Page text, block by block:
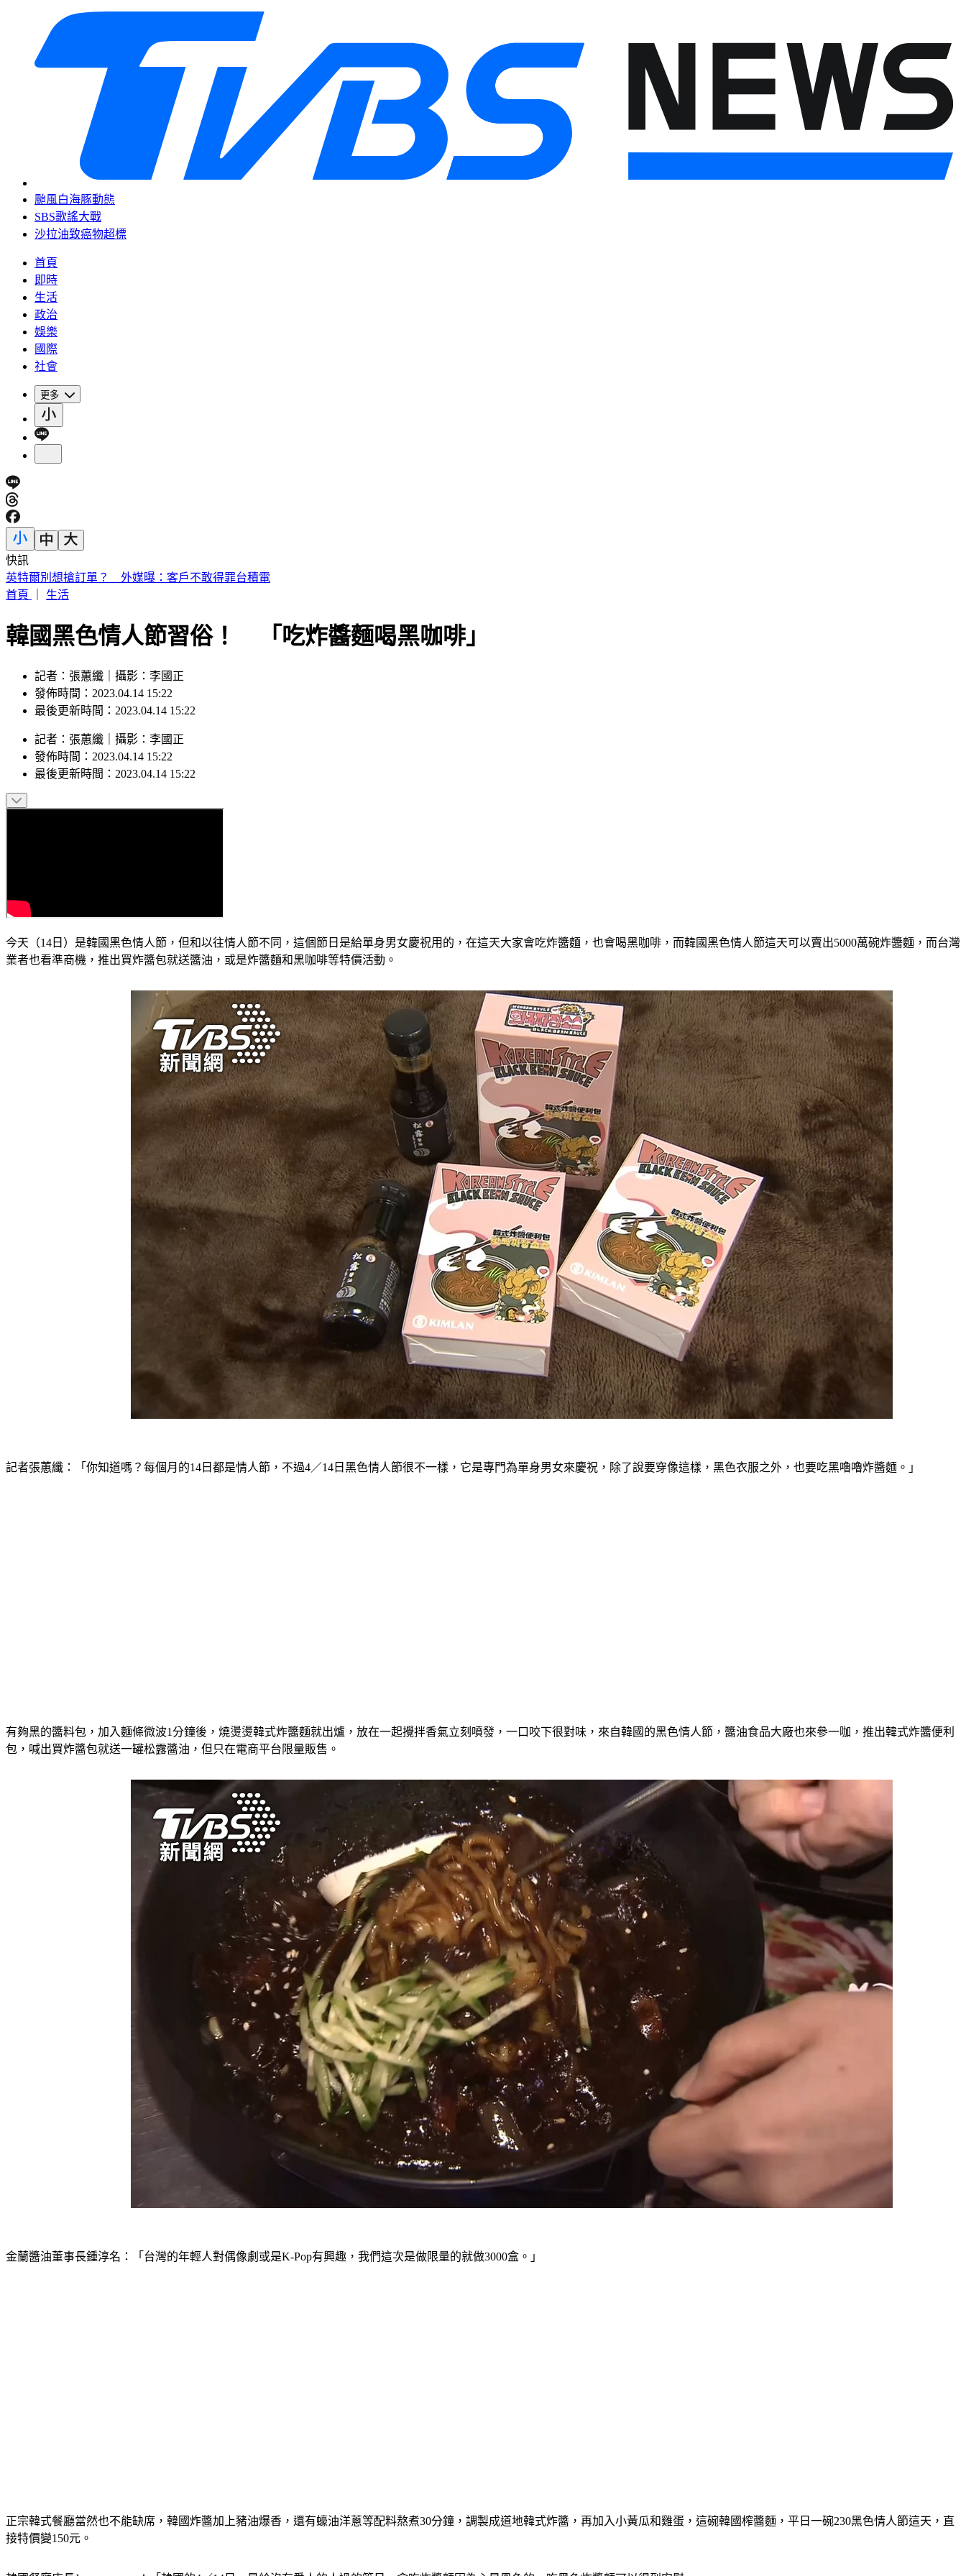
颱風白海豚動態
SBS歌謠大戰
沙拉油致癌物超標
首頁
即時
生活
政治
娛樂
國際
社會
更多
快訊
陳妍希母子同框！帥兒正面照罕見曝光 「濃眉大眼」顏值驚人
首頁
生活
韓國黑色情人節習俗！ 「吃炸醬麵喝黑咖啡」
記者：張蕙纖｜攝影：李國正
發佈時間：2023.04.14 15:22
最後更新時間：2023.04.14 15:22
記者 ： 張蕙纖 攝影 ： 李國正
發佈時間： 2023.04.14 15:22
最後更新時間： 2023.04.14 15:22
今天（14日）是韓國黑色情人節，但和以往情人節不同，這個節日是給單身男女慶祝用的，在這天大家會吃炸醬麵，也會喝黑咖啡，而韓國黑色情人節這天可以賣出5000萬碗炸醬麵，而台灣
業者也看準商機，推出買炸醬包就送醬油，或是炸醬麵和黑咖啡等特價活動。
記者張蕙纖：「你知道嗎？每個月的14日都是情人節，不過4／14日黑色情人節很不一樣，它是專門為單身男女來慶祝，除了說要穿像這樣，黑色衣服之外，也要吃黑嚕嚕炸醬麵。」
有夠黑的醬料包，加入麵條微波1分鐘後，燒燙燙韓式炸醬麵就出爐，放在一起攪拌香氣立刻噴發，一口咬下很對味，來自韓國的黑色情人節，醬油食品大廠也來參一咖，推出韓式炸醬便利
包，喊出買炸醬包就送一罐松露醬油，但只在電商平台限量販售。
金蘭醬油董事長鍾淳名：「台灣的年輕人對偶像劇或是K-Pop有興趣，我們這次是做限量的就做3000盒。」
正宗韓式餐廳當然也不能缺席，韓國炸醬加上豬油爆香，還有蠔油洋蔥等配料熬煮30分鐘，調製成道地韓式炸醬，再加入小黃瓜和雞蛋，這碗韓國榨醬麵，平日一碗230黑色情人節這天，直
接特價變150元。